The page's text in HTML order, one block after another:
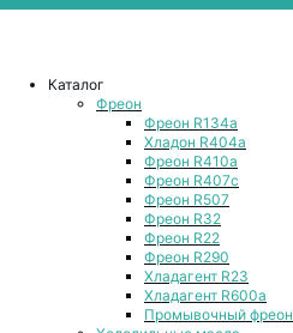
Каталог
Фреон
Фреон R134a
Хладон R404a
Фреон R410a
Фреон R407с
Фреон R507
Фреон R32
Фреон R22
Фреон R290
Хладагент R23
Хладагент R600a
Промывочный фреон